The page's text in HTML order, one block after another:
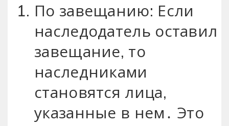
По завещанию: Если
наследодатель оставил
завещание, то
наследниками
становятся лица,
указанные в нем․ Это